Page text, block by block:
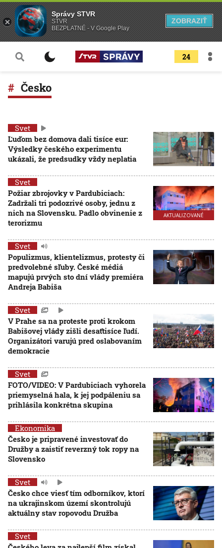
24
Česko
Svet
Ľuďom bez domova dali tisíce eur:
Výsledky českého experimentu
ukázali, že predsudky vždy neplatia
AKTUALIZOVANÉ
Svet
Požiar zbrojovky v Pardubiciach:
Zadržali tri podozrivé osoby, jednu z
nich na Slovensku. Padlo obvinenie z
terorizmu
Svet
Populizmus, klientelizmus, protesty či
predvolebné sľuby. České médiá
mapujú prvých sto dní vlády premiéra
Andreja Babiša
Svet
V Prahe sa na proteste proti krokom
Babišovej vlády zišli desaťtisíce ľudí.
Organizátori varujú pred oslabovaním
demokracie
Svet
FOTO/VIDEO: V Pardubiciach vyhorela
priemyselná hala, k jej podpáleniu sa
prihlásila konkrétna skupina
Ekonomika
Česko je pripravené investovať do
Družby a zaistiť reverzný tok ropy na
Slovensko
Svet
Česko chce viesť tím odborníkov, ktorí
na ukrajinskom území skontrolujú
aktuálny stav ropovodu Družba
Svet
Správy STVR
STVR
BEZPLATNÉ - V Google Play
ZOBRAZIŤ